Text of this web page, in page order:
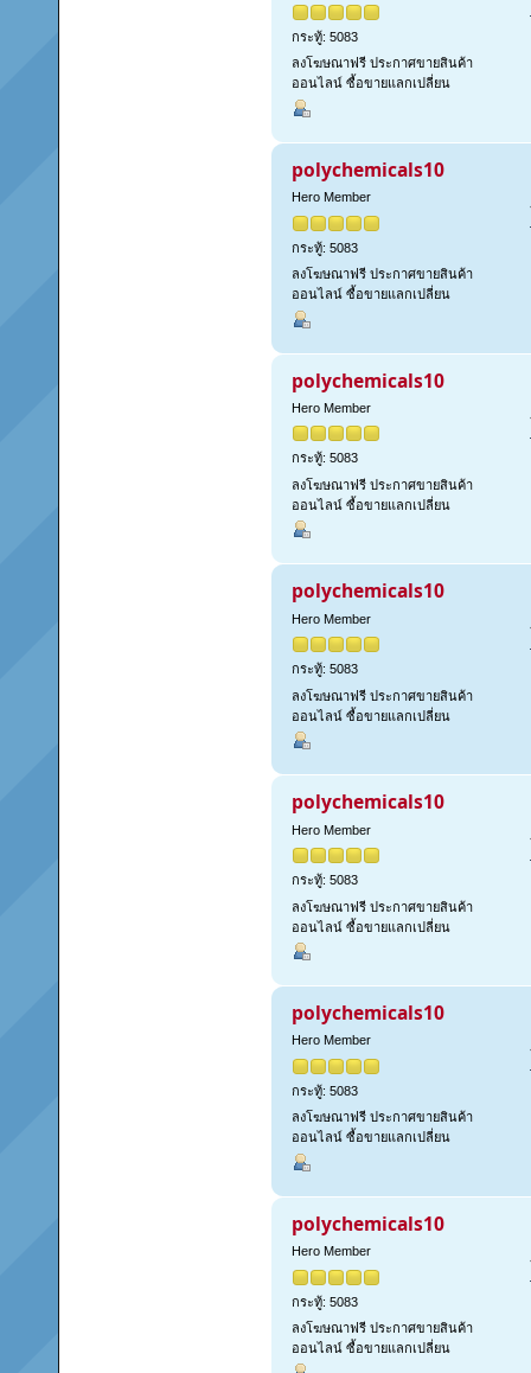
กระทู้: 5083
ลงโฆษณาฟรี ประกาศขายสินค้า
ออนไลน์ ซื้อขายแลกเปลี่ยน
polychemicals10
Hero Member
กระทู้: 5083
ลงโฆษณาฟรี ประกาศขายสินค้า
ออนไลน์ ซื้อขายแลกเปลี่ยน
polychemicals10
Hero Member
กระทู้: 5083
ลงโฆษณาฟรี ประกาศขายสินค้า
ออนไลน์ ซื้อขายแลกเปลี่ยน
polychemicals10
Hero Member
กระทู้: 5083
ลงโฆษณาฟรี ประกาศขายสินค้า
ออนไลน์ ซื้อขายแลกเปลี่ยน
polychemicals10
Hero Member
กระทู้: 5083
ลงโฆษณาฟรี ประกาศขายสินค้า
ออนไลน์ ซื้อขายแลกเปลี่ยน
polychemicals10
Hero Member
กระทู้: 5083
ลงโฆษณาฟรี ประกาศขายสินค้า
ออนไลน์ ซื้อขายแลกเปลี่ยน
polychemicals10
Hero Member
กระทู้: 5083
ลงโฆษณาฟรี ประกาศขายสินค้า
ออนไลน์ ซื้อขายแลกเปลี่ยน